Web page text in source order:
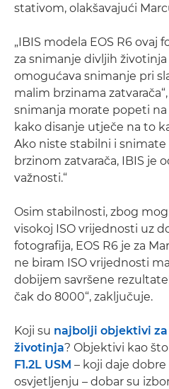
stativom, olakšavajući
„IBIS modela EOS R6 ovaj
za snimanje divljih
omogućava snimanje pri
malim brzinama zatvarača“,
snimanja morate popeti
kako disanje utječe na to
Ako niste stabilni i
brzinom zatvarača, IBIS je
važnosti.“
Osim stabilnosti, zbog
visokoj ISO vrijednosti uz
fotografija, EOS R6 je za
ne biram ISO vrijednosti
dobijem savršene
čak do 8000“, zaključuje.
Koji su najbolji objektivi
životinja? Objektivi kao
F1.2L USM – koji daje
osvjetljenju – dobar su